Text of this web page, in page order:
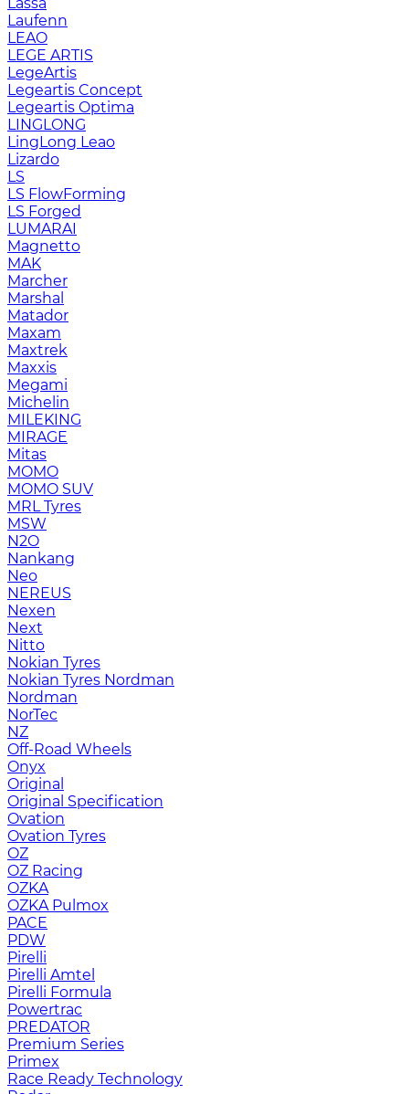
Laufenn
LEAO
LEGE ARTIS
LegeArtis
Legeartis Concept
Legeartis Optima
LINGLONG
LingLong Leao
Lizardo
LS
LS FlowForming
LS Forged
LUMARAI
Magnetto
MAK
Marcher
Marshal
Matador
Maxam
Maxtrek
Maxxis
Megami
Michelin
MILEKING
MIRAGE
Mitas
MOMO
MOMO SUV
MRL Tyres
MSW
N2O
Nankang
Neo
NEREUS
Nexen
Next
Nitto
Nokian Tyres
Nokian Tyres Nordman
Nordman
NorTec
NZ
Off-Road Wheels
Onyx
Original
Original Specification
Ovation
Ovation Tyres
OZ
OZ Racing
OZKA
OZKA Pulmox
PACE
PDW
Pirelli
Pirelli Amtel
Pirelli Formula
Powertrac
PREDATOR
Premium Series
Primex
Race Ready Technology